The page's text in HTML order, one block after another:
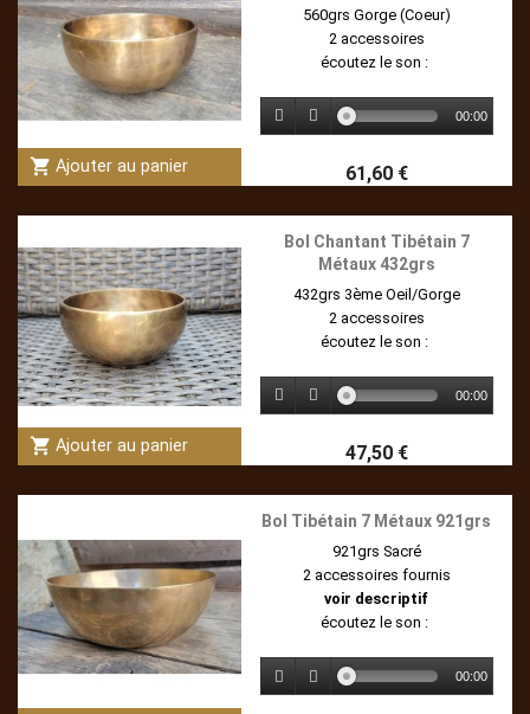
shopping_cart Ajouter au panier
560grs Gorge (Coeur)
2 accessoires
écoutez le son :
00:00
61,60 €
shopping_cart Ajouter au panier
Bol Chantant Tibétain 7
Métaux 432grs
432grs 3ème Oeil/Gorge
2 accessoires
écoutez le son :
00:00
47,50 €
Bol Tibétain 7 Métaux 921grs
921grs Sacré
2 accessoires fournis
voir descriptif
écoutez le son :
00:00